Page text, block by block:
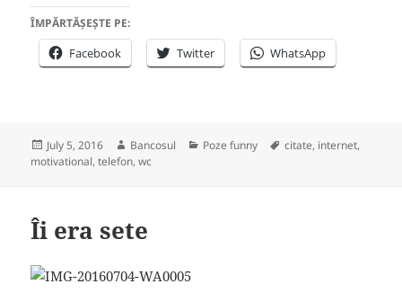
ÎMPĂRTĂȘEȘTE PE:
Facebook Twitter WhatsApp
Posted
on
July 5, 2016 Author
Bancosul Categories
Poze funny Tags
citate, internet,
motivational,telefon,wc
Îi era sete